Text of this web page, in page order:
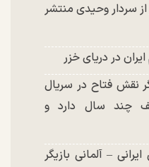
سردار وحیدی منتشر
در دریای خزر
نقش فتاح در سریال
چند سال دارد و
– آلمانی بازیگر